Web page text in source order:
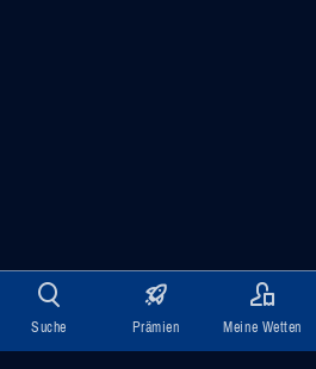
Suche Prämien Meine Wetten